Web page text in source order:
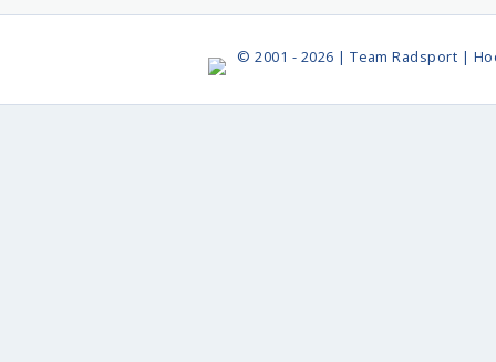
© 2001 - 2026 | Team Radsport |